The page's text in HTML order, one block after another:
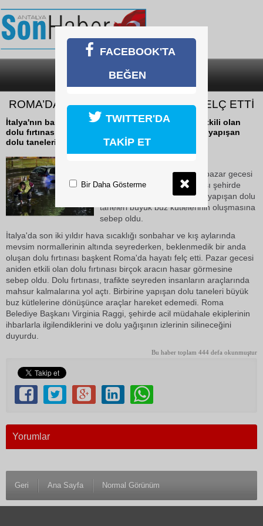
SON DAKİKA
ROMA’DA DOLU FIRTINASI HAYATI FELÇ ETTİ
İtalya'nın başkenti Roma'da pazar gecesi aniden etkili olan
dolu fırtınası şehirde hayatı felç ederken, birbirine yapışan
dolu taneleri büyük buz kütlelerinin...
İtalya'nın başkenti Roma'da pazar gecesi
aniden etkili olan dolu fırtınası şehirde
hayatı felç ederken, birbirine yapışan dolu
taneleri büyük buz kütlelerinin oluşmasına
sebep oldu.
İtalya'da son iki yıldır hava sıcaklığı sonbahar ve kış aylarında
mevsim normallerinin altında seyrederken, beklenmedik bir anda
oluşan dolu fırtınası başkent Roma'da hayatı felç etti. Pazar gecesi
aniden etkili olan dolu fırtınası birçok aracın hasar görmesine
sebep oldu. Dolu fırtınası, trafikte seyreden insanların araçlarında
mahsur kalmalarına yol açtı. Birbirine yapışan dolu taneleri büyük
buz kütlelerine dönüşünce araçlar hareket edemedi. Roma
Belediye Başkanı Virginia Raggi, şehirde acil müdahale ekiplerinin
ihbarlarla ilgilendiklerini ve dolu yağışının izlerinin silineceğini
duyurdu.
Bu haber toplam 444 defa okunmuştur
Yorumlar
Geri Ana Sayfa Normal Görünüm
FACEBOOK'TA
BEĞEN
TWITTER'DA
TAKİP ET
Bir Daha Gösterme